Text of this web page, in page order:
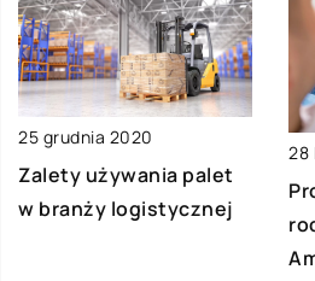
25 grudnia 2020
Zalety używania palet
w branży logistycznej
28